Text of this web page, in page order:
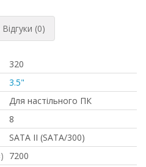
Відгуки (0)
320
3.5"
Для настільного ПК
8
SATA II (SATA/300)
7200